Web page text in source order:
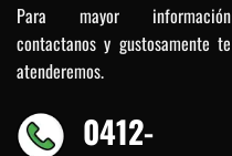
Para mayor información
contactanos y gustosamente te
atenderemos.
0412-